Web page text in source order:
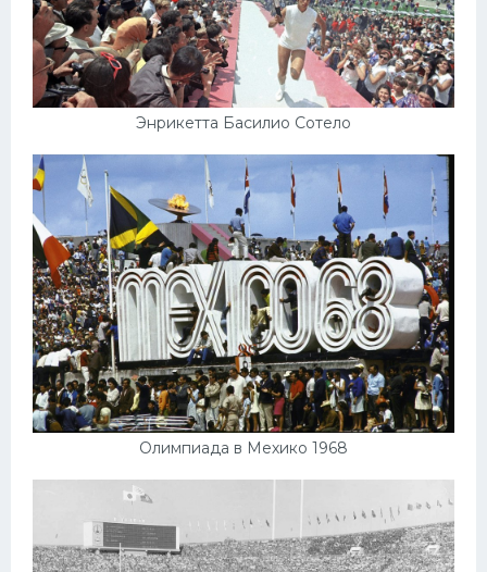
Энрикетта Басилио Сотело
Олимпиада в Мехико 1968